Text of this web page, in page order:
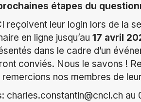
étapes du
reçoivent leur login lors de la
en ligne jusqu’au 17 avril
dans le cadre d’un
conviés. Nous le savons !
nos membres de
charles.constantin@cnci.ch au